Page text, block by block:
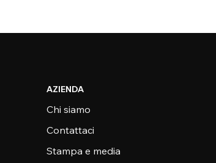
AZIENDA
Chi siamo
Contattaci
Stampa e media